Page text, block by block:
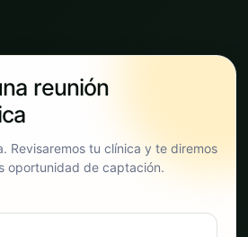
reunión
Revisaremos tu clínica y te diremos
oportunidad de captación.